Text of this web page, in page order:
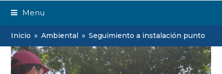
Menu
Inicio » Ambiental » Seguimiento a instalación punto